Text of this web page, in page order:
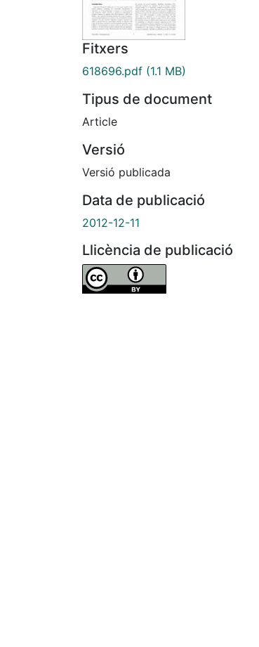
Fitxers
618696.pdf (1.1 MB)
Tipus de document
Article
Versió
Versió publicada
Data de publicació
2012-12-11
Llicència de publicació